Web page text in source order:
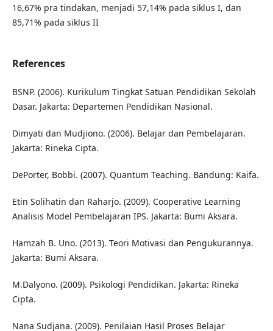
16,67% pra tindakan, menjadi 57,14% pada siklus I, dan
85,71% pada siklus II
References
BSNP. (2006). Kurikulum Tingkat Satuan Pendidikan Sekolah
Dasar. Jakarta: Departemen Pendidikan Nasional.
Dimyati dan Mudjiono. (2006). Belajar dan Pembelajaran.
Jakarta: Rineka Cipta.
DePorter, Bobbi. (2007). Quantum Teaching. Bandung: Kaifa.
Etin Solihatin dan Raharjo. (2009). Cooperative Learning
Analisis Model Pembelajaran IPS. Jakarta: Bumi Aksara.
Hamzah B. Uno. (2013). Teori Motivasi dan Pengukurannya.
Jakarta: Bumi Aksara.
M.Dalyono. (2009). Psikologi Pendidikan. Jakarta: Rineka
Cipta.
Nana Sudjana. (2009). Penilaian Hasil Proses Belajar